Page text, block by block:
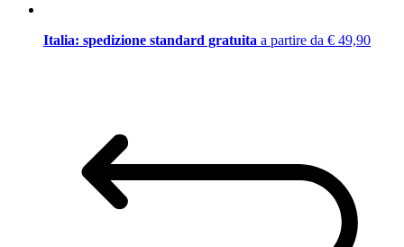
Italia: spedizione standard gratuita a partire da € 49,90